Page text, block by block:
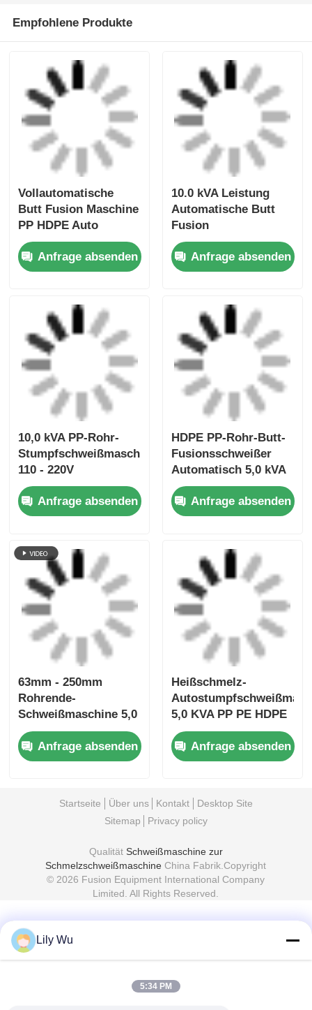
10,0 kVA PP-Rohr-
Stumpfschweißmaschine
110 - 220V
Automatisches
Rohrschweißgerät
Anfrage absenden
HDPE PP-Rohr-Butt-
Fusionsschweißer
Automatisch 5,0 kVA
63 mm - 180 mm
Schweißdurchmesser
Anfrage absenden
63mm - 250mm
Rohrende-
Schweißmaschine 5,0
kVA Automatischer
Rohrschweißer
Anfrage absenden
Heißschmelz-
5,0 KVA PP PE HDPE
Rohrschweißmaschine
Anfrage absenden
Startseite Kontakt
Desktop Site
Sitemap
Privacy policy
© 2026 Fusion Equipment International Company
Limited. All Rights Reserved.
Lily Wu
5:34 PM